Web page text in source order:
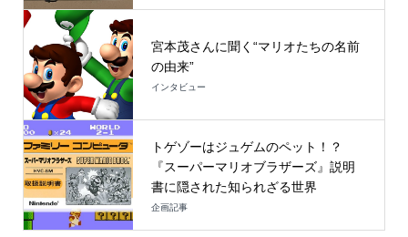
宮本茂さんに聞く“マリオたちの名前
の由来”
インタビュー
トゲゾーはジュゲムのペット！？
『スーパーマリオブラザーズ』説明
書に隠された知られざる世界
企画記事